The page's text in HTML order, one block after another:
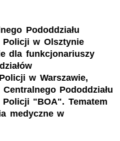
Pododdziału
w Olsztynie
dla funkcjonariuszy
w Warszawie,
Pododdziału
"BOA". Tematem
medyczne w